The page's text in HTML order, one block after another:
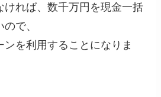
ければ、数千万円を現金一括
で、
を利用することになりま